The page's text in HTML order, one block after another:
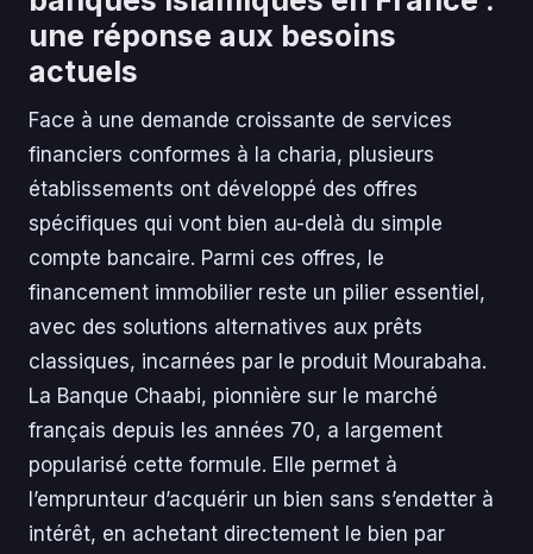
une réponse aux besoins
actuels
Face à une demande croissante de services
financiers conformes à la charia, plusieurs
établissements ont développé des offres
spécifiques qui vont bien au-delà du simple
compte bancaire. Parmi ces offres, le
financement immobilier reste un pilier essentiel,
avec des solutions alternatives aux prêts
classiques, incarnées par le produit Mourabaha.
La Banque Chaabi, pionnière sur le marché
français depuis les années 70, a largement
popularisé cette formule. Elle permet à
l’emprunteur d’acquérir un bien sans s’endetter à
intérêt, en achetant directement le bien par